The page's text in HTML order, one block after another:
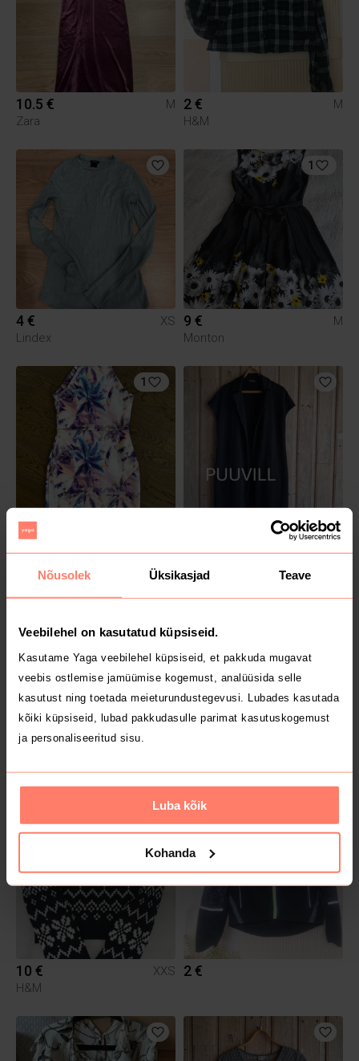
Nõusolek Üksikasjad Teave
Veebilehel on kasutatud küpsiseid.
Kasutame Yaga veebilehel küpsiseid, et pakkuda mugavat
veebis ostlemise jamüümise kogemust, analüüsida selle
kasutust ning toetada meieturundustegevusi. Lubades kasutada
kõiki küpsiseid, lubad pakkudasulle parimat kasutuskogemust
ja personaliseeritud sisu.
Luba kõik
Kohanda
10.5 €
M
Zara
2 €
M
H&M
4 €
XS
Lindex
1
9 €
M
Monton
1
15 €
Missguided
3XL
H&M
10 €
XXS
H&M
2 €